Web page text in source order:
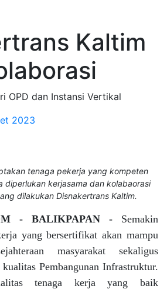
Kaltim
OPD dan Instansi Vertikal
2023
tenaga pekerja yang kompeten
diperlukan kerjasama dan kolabaorasi
dilakukan Disnakertrans Kaltim.
- BALIKPAPAN - Semakin
yang bersertifikat akan mampu
masyarakat sekaligus
Pembangunan Infrastruktur.
tenaga kerja yang baik